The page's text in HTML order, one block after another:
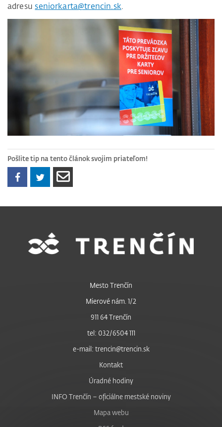
adresuseniorkarta@trencin.sk.
Pošlite tip na tento článok svojim priateľom!
Mesto Trenčín
Mierové nám. 1/2
911 64 Trenčín
tel: 032/6504 111
e-mail: trencin@trencin.sk
Kontakt
Úradné hodiny
INFO Trenčín – oficiálne mestské noviny
Mapa webu